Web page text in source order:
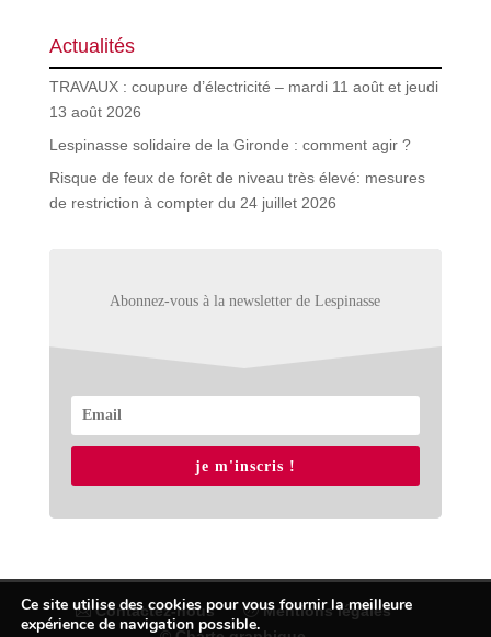
Actualités
TRAVAUX : coupure d’électricité – mardi 11 août et jeudi
13 août 2026
Lespinasse solidaire de la Gironde : comment agir ?
Risque de feux de forêt de niveau très élevé: mesures
de restriction à compter du 24 juillet 2026
Abonnez-vous à la newsletter de Lespinasse
je m'inscris !
Contactez-nous
Mentions légales
Ce site utilise des cookies pour vous fournir la meilleure
expérience de navigation possible.